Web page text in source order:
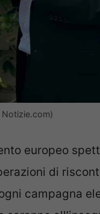
Notizie.com)
europeo
di
campagna